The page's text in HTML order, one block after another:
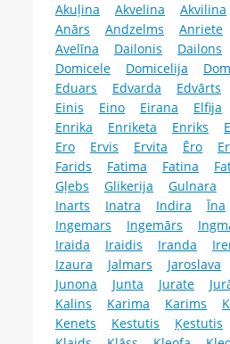
Akuļina
Akvelina Akvilina
Anārs
Andzelms Anriete
Avelīna
Dailonis Dailons
Domicele
Domicelija
Eduars
Edvarda Edvārts
Einis
Eino Eirana Elfija
Enrika
Enriketa Enriks
Ero
Ervis Ervita Ēro
Farids
Fatima Fatina
Gļebs
Glikerija Gulnara
Inarts
Inatra Indira Īna
Ingemars
Ingemārs
Iraida
Iraidis Iranda
Izaura
Jalmars Jaroslava
Junona
Junta Jurate
Kalins
Karima Karims
Kenets
Kestutis Ķestutis